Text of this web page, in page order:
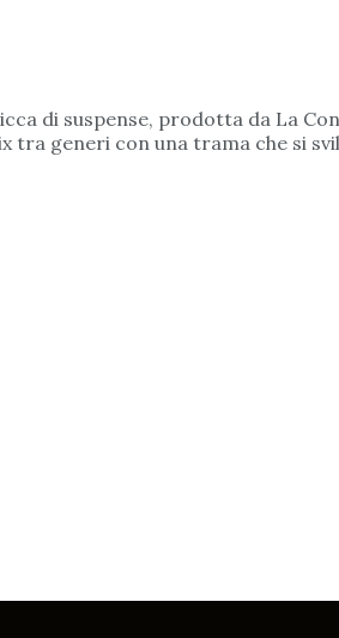
di suspense, prodotta da La
generi con una trama che si